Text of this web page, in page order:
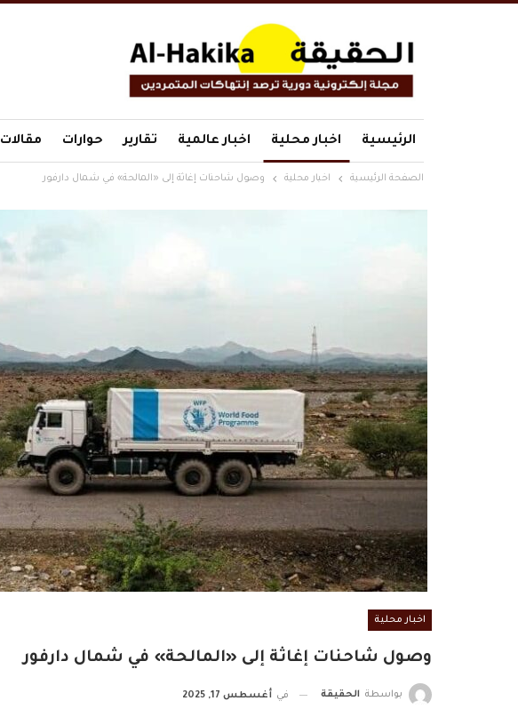
الرئيسية اخبار محلية اخبار عالمية تقارير حوارات مقالات
الصفحة الرئيسية اخبار محلية وصول شاحنات إغاثة إلى «المالحة» في شمال دارفور
اخبار محلية
وصول شاحنات إغاثة إلى «المالحة» في شمال دارفور
بواسطة الحقيقة في أغسطس 17, 2025